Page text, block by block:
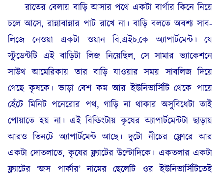
রাতের বেলায় বাড়ি আসার পথে একটা বার্গার কিনে নিয়ে
চলে আসে, রান্নাবান্নার পাট রাখে না। বাড়ি বলতে অবশ্য সাব-
লিজে নেওয়া একটা ওয়ান বি.এইচ.কে অ্যাপার্টমেন্ট। যে
স্টুডেন্টটি এই বাড়িটা লিজ নিয়েছিল, সে সামার ভ্যাকেশনে
সাউথ আমেরিকায় তার বাড়ি যাওয়ার সময় সাবলিজ দিয়ে
গেছে কৃষকে। ভাড়া বেশ কম আর ইউনিভার্সিটি থেকে পায়ে
হেঁটে মিনিট পনেরোর পথ, গাড়ি না থাকার অসুবিধেটা তাই
পোয়াতে হয় না। এই বিল্ডিংটায় কৃষের অ্যাপার্টমেন্টটা ছাড়ায়
আরও তিনটে অ্যাপার্টমেন্ট আছে। দুটো নীচের ফ্লোরে আর
একটা দোতলাতে, কৃষের ফ্ল্যাটের উল্টোদিকে। একতলার একটা
ফ্ল্যাটের ‘জস পার্কার’ নামের ছেলেটি ওর ইউনিভার্সিটিতেই